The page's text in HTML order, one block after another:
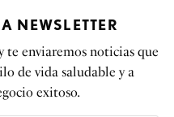
NEWSLETTER
te enviaremos noticias que
de vida saludable y a
exitoso.